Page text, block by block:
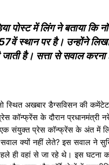
पोस्ट में लिंग ने बताया कि
स्थान पर है। उन्होंने
है। सत्ता से सवाल करना
स्थित अखबार डैग्सविसन की
कॉन्फ्रेंस के दौरान प्रधानमंत्री
संयुक्त प्रेस कॉन्फ्रेंस के अंत में
क्यों नहीं लेते? इस सवाल ने
ही वहां से जा रहे थे। इस घटना